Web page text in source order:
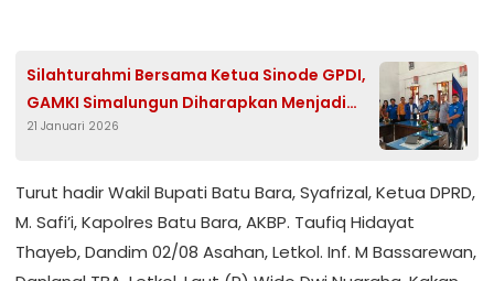
Silahturahmi Bersama Ketua Sinode GPDI,
GAMKI Simalungun Diharapkan Menjadi
Garda Terdepan Terhadap Umat Kristiani
21 Januari 2026
Turut hadir Wakil Bupati Batu Bara, Syafrizal, Ketua DPRD,
M. Safi’i, Kapolres Batu Bara, AKBP. Taufiq Hidayat
Thayeb, Dandim 02/08 Asahan, Letkol. Inf. M Bassarewan,